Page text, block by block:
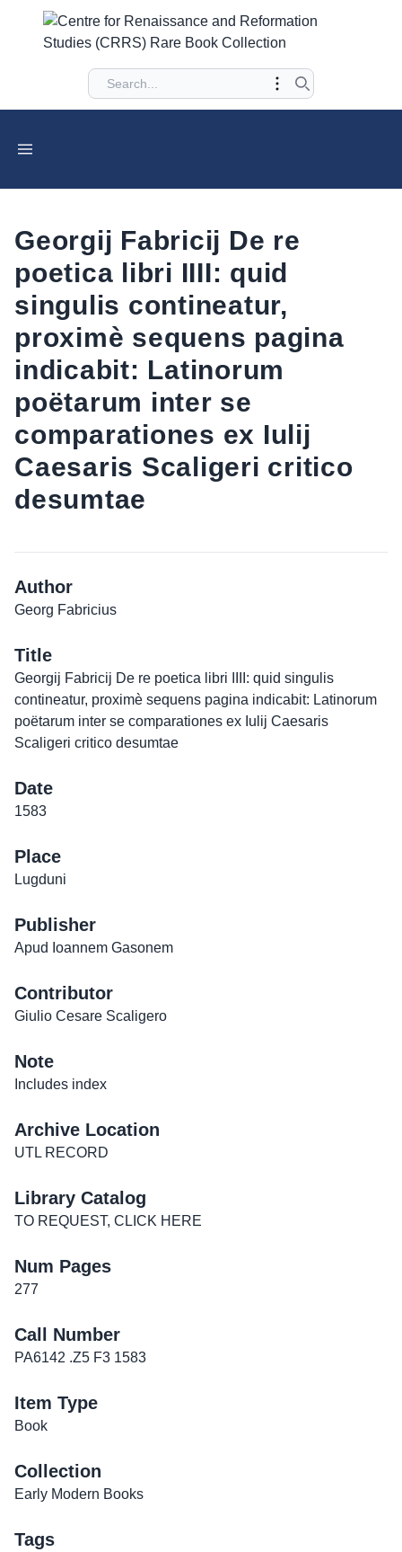
Georgij Fabricij De re
poetica libri IIII: quid
singulis contineatur,
proximè sequens pagina
indicabit: Latinorum
poëtarum inter se
comparationes ex Iulij
Caesaris Scaligeri critico
desumtae
Author
Georg Fabricius
Title
Georgij Fabricij De re poetica libri IIII: quid singulis
contineatur, proximè sequens pagina indicabit: Latinorum
poëtarum inter se comparationes ex Iulij Caesaris
Scaligeri critico desumtae
Date
1583
Place
Lugduni
Publisher
Apud Ioannem Gasonem
Contributor
Giulio Cesare Scaligero
Note
Includes index
Archive Location
UTL RECORD
Library Catalog
TO REQUEST, CLICK HERE
Num Pages
277
Call Number
PA6142 .Z5 F3 1583
Item Type
Book
Collection
Early Modern Books
Tags